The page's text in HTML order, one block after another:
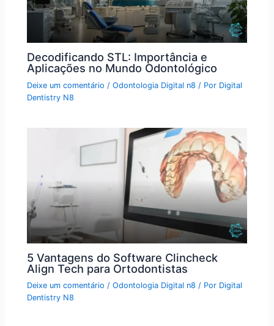
Decodificando STL: Importância e
Aplicações no Mundo Odontológico
Deixe um comentário /Odontologia Digital n8 / Por Digital
Dentistry N8
5 Vantagens do Software Clincheck
Align Tech para Ortodontistas
Deixe um comentário /Odontologia Digital n8 / Por Digital
Dentistry N8